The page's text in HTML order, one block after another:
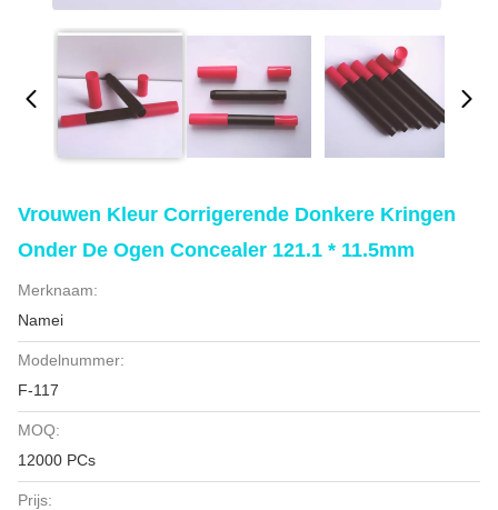
Vrouwen Kleur Corrigerende Donkere Kringen
Onder De Ogen Concealer 121.1 * 11.5mm
Merknaam:
Namei
Modelnummer:
F-117
MOQ:
12000 PCs
Prijs: